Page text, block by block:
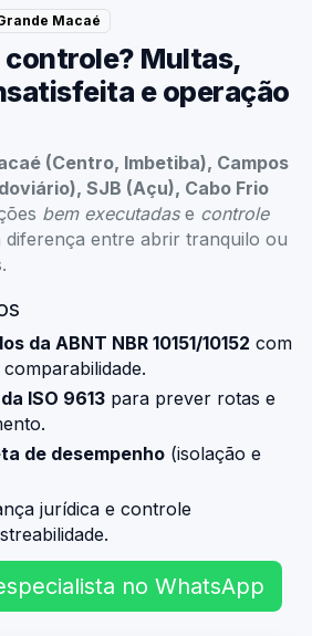
Macaé
controle? Multas,
e operação
(Centro, Imbetiba), Campos
SJB (Açu), Cabo Frio
bem executadase controle
entre abrir tranquilo ou
da ABNT NBR 10151/10152 com
ISO 9613 para prever rotas e
de desempenho (isolação e
jurídica e controle
no WhatsApp